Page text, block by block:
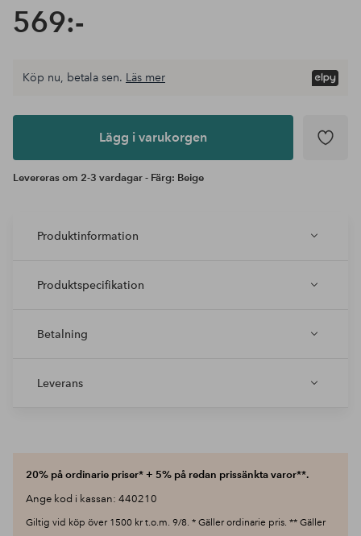
569:-
Lägg i
Köp nu, betala sen. Läs mer
Lägg i varukorgen
Levereras om 2-3 vardagar - Färg: Beige
Produktinformation
Produktspecifikation
Betalning
Leverans
20% på ordinarie priser* + 5% på redan prissänkta varor**.
Ange kod i kassan: 440210
Giltig vid köp över 1500 kr t.o.m. 9/8. * Gäller ordinarie pris. ** Gäller